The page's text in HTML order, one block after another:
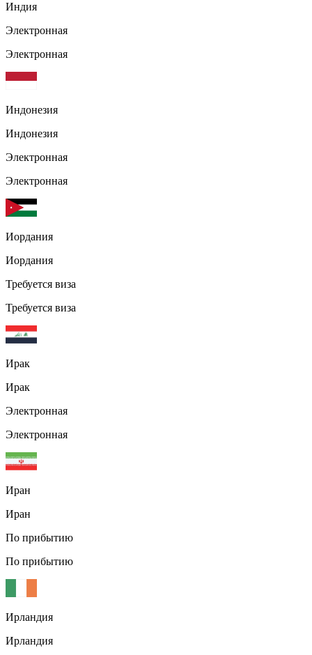
Индия
Электронная
Электронная
Индонезия
Индонезия
Электронная
Электронная
Иордания
Иордания
Требуется виза
Требуется виза
Ирак
Ирак
Электронная
Электронная
Иран
Иран
По прибытию
По прибытию
Ирландия
Ирландия